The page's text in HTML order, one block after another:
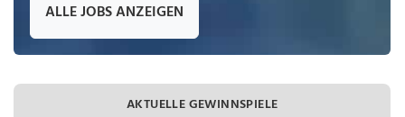
ALLE JOBS ANZEIGEN
AKTUELLE GEWINNSPIELE